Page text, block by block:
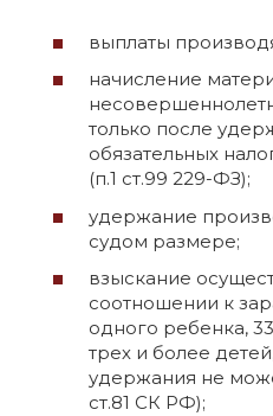
выплаты
начисление
только после
обязательных
(п.1 ст.99 229-ФЗ);
удержание
судом размере;
взыскание
соотношении к
одного ребенка,
трех и более
удержания не
ст.81 СК РФ);